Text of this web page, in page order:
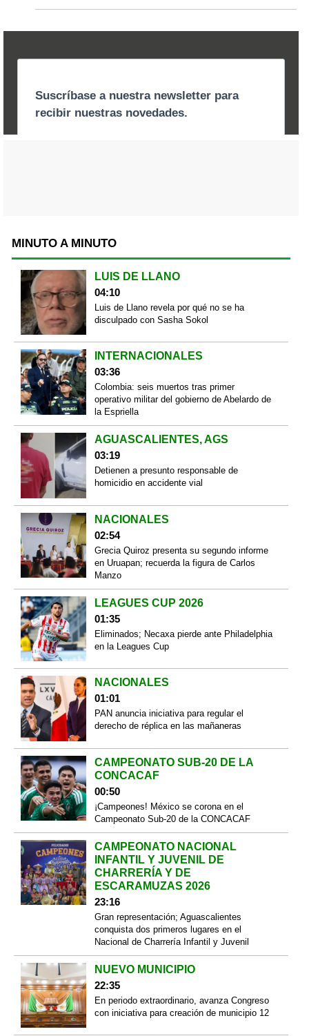
MINUTO A MINUTO
LUIS DE LLANO
04:10
Luis de Llano revela por qué no se ha
disculpado con Sasha Sokol
INTERNACIONALES
03:36
Colombia: seis muertos tras primer
operativo militar del gobierno de Abelardo de
la Espriella
AGUASCALIENTES, AGS
03:19
Detienen a presunto responsable de
homicidio en accidente vial
NACIONALES
02:54
Grecia Quiroz presenta su segundo informe
en Uruapan; recuerda la figura de Carlos
Manzo
LEAGUES CUP 2026
01:35
Eliminados; Necaxa pierde ante Philadelphia
en la Leagues Cup
NACIONALES
01:01
PAN anuncia iniciativa para regular el
derecho de réplica en las mañaneras
CAMPEONATO SUB-20 DE LA
CONCACAF
00:50
¡Campeones! México se corona en el
Campeonato Sub-20 de la CONCACAF
CAMPEONATO NACIONAL
INFANTIL Y JUVENIL DE
CHARRERÍA Y DE
ESCARAMUZAS 2026
23:16
Gran representación; Aguascalientes
conquista dos primeros lugares en el
Nacional de Charrería Infantil y Juvenil
NUEVO MUNICIPIO
22:35
En periodo extraordinario, avanza Congreso
con iniciativa para creación de municipio 12